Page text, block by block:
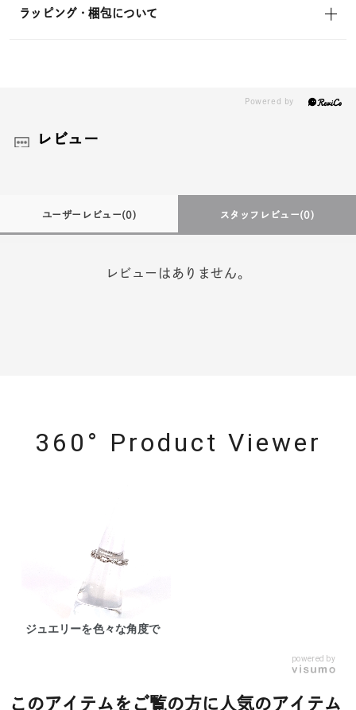
ラッピング・梱包について
レビュー
ユーザーレビュー(0) スタッフレビュー(0)
レビューはありません。
360° Product Viewer
ジュエリーを色々な角度で
powered by
このアイテムをご覧の方に人気のアイテム